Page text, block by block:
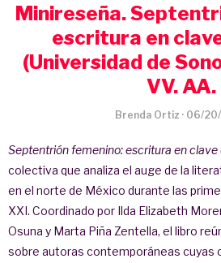
Minireseña.
escritura en
(Universidad de
VV. AA.
Brenda Ortiz· 06/
Septentrión femenino: escritura en clave
colectiva que analiza el auge de la
en el norte de México durante las
XXI. Coordinado por Ilda Elizabeth
Osuna y Marta Piña Zentella, el libro
sobre autoras contemporáneas cuyas